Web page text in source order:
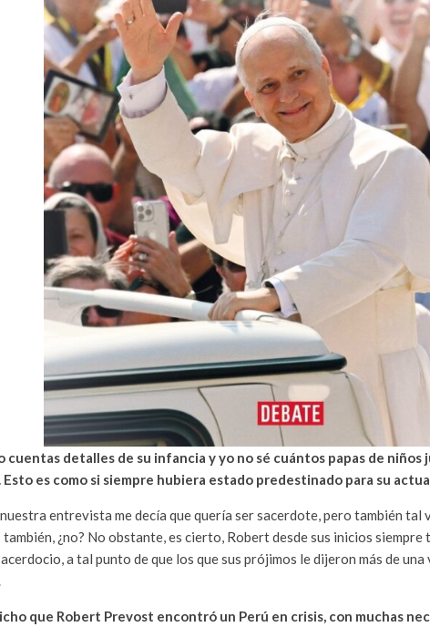
cuentas detalles de su infancia y yo no sé cuántos papas de niños
Esto es como si siempre hubiera estado predestinado para su
entrevista me decía que quería ser sacerdote, pero también tal
también, ¿no? No obstante, es cierto, Robert desde sus inicios siempre
a tal punto de que los que sus prójimos le dijeron más de una
que Robert Prevost encontró un Perú en crisis, con muchas